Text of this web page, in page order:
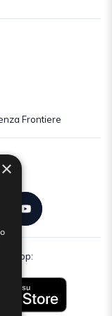
Frontiere
app:
×